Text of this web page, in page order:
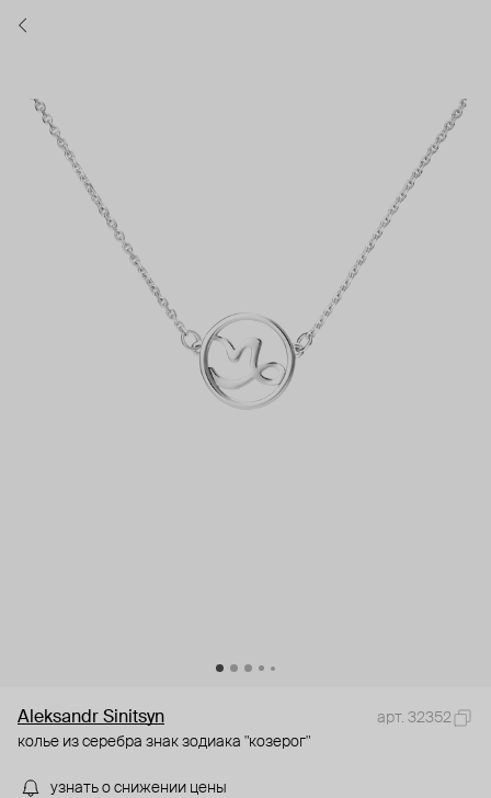
Aleksandr Sinitsyn
арт. 32352
колье из серебра знак зодиака "козерог"
узнать о снижении цены